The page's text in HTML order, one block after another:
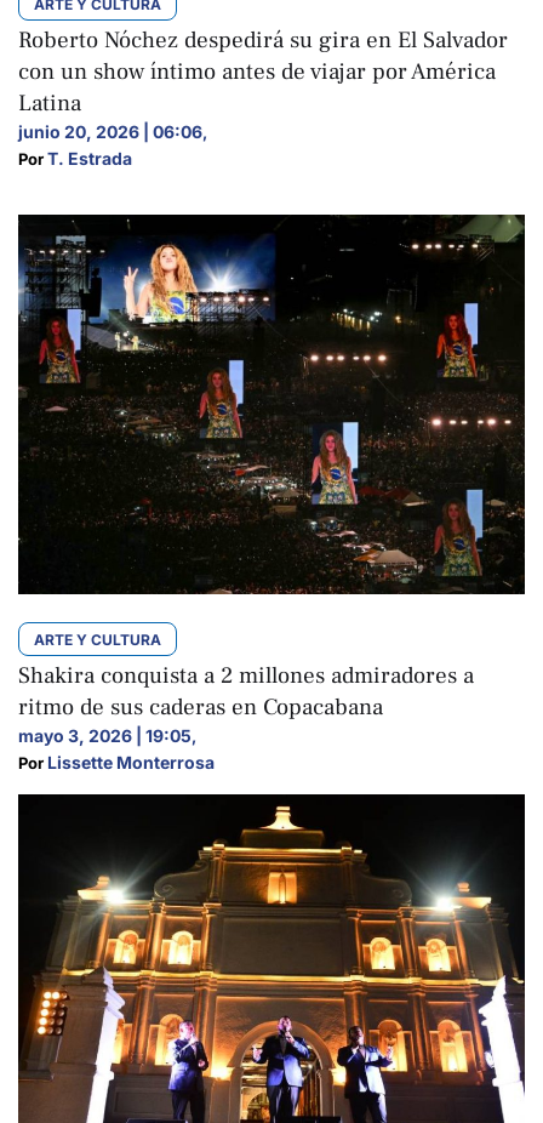
ARTE Y CULTURA
Roberto Nóchez despedirá su gira en El Salvador
con un show íntimo antes de viajar por América
Latina
junio 20, 2026 | 06:06,
Por T. Estrada
ARTE Y CULTURA
Shakira conquista a 2 millones admiradores a
ritmo de sus caderas en Copacabana
mayo 3, 2026 | 19:05,
Por Lissette Monterrosa